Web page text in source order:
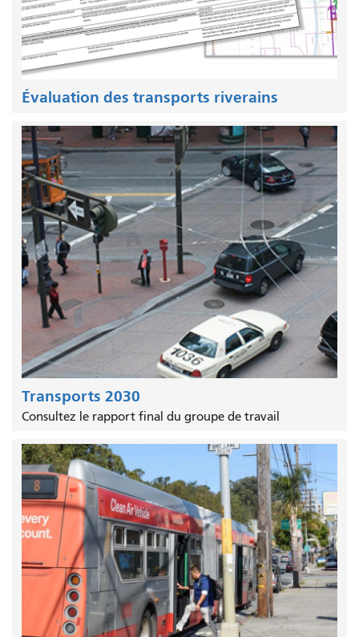
Évaluation des transports riverains
Transports 2030
Consultez le rapport final du groupe de travail